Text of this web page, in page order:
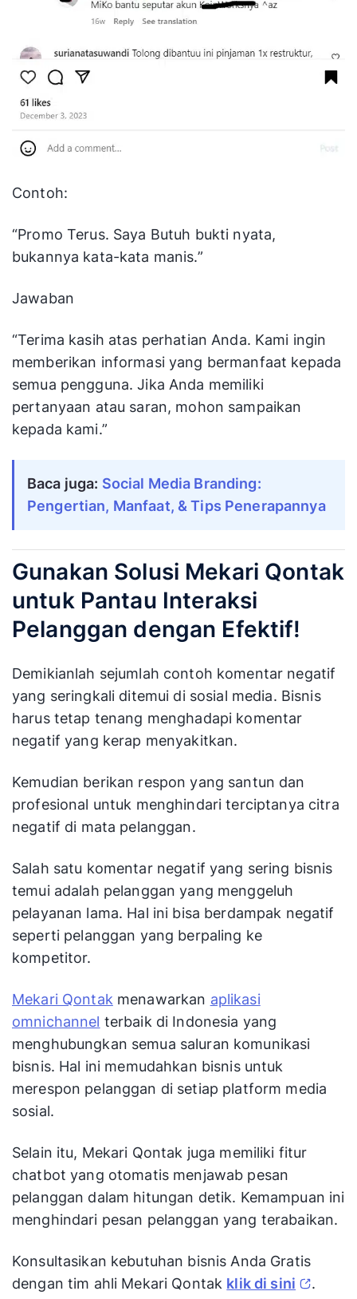
Contoh:
“Promo Terus. Saya Butuh bukti nyata,
bukannya kata-kata manis.”
Jawaban
“Terima kasih atas perhatian Anda. Kami ingin
memberikan informasi yang bermanfaat kepada
semua pengguna. Jika Anda memiliki
pertanyaan atau saran, mohon sampaikan
kepada kami.”
Baca juga: Social Media Branding:
Pengertian, Manfaat, & Tips Penerapannya
Gunakan Solusi Mekari Qontak
untuk Pantau Interaksi
Pelanggan dengan Efektif!
Demikianlah sejumlah contoh komentar negatif
yang seringkali ditemui di sosial media. Bisnis
harus tetap tenang menghadapi komentar
negatif yang kerap menyakitkan.
Kemudian berikan respon yang santun dan
profesional untuk menghindari terciptanya citra
negatif di mata pelanggan.
Salah satu komentar negatif yang sering bisnis
temui adalah pelanggan yang menggeluh
pelayanan lama. Hal ini bisa berdampak negatif
seperti pelanggan yang berpaling ke
kompetitor.
Mekari Qontak menawarkan aplikasi
omnichannel terbaik di Indonesia yang
menghubungkan semua saluran komunikasi
bisnis. Hal ini memudahkan bisnis untuk
merespon pelanggan di setiap platform media
sosial.
Selain itu, Mekari Qontak juga memiliki fitur
chatbot yang otomatis menjawab pesan
pelanggan dalam hitungan detik. Kemampuan ini
menghindari pesan pelanggan yang terabaikan.
Konsultasikan kebutuhan bisnis Anda Gratis
dengan tim ahli Mekari Qontak klik di sini .